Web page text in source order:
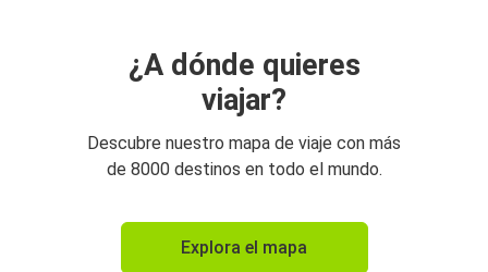
¿A dónde quieres
viajar?
Descubre nuestro mapa de viaje con más
de 8000 destinos en todo el mundo.
Explora el mapa